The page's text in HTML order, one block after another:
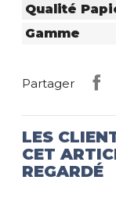
Qualité
Gamme
Partager
LES
CET
REGARDÉ